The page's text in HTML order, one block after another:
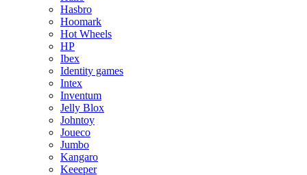
Hasbro
Hoomark
Hot Wheels
HP
Ibex
Identity games
Intex
Inventum
Jelly Blox
Johntoy
Joueco
Jumbo
Kangaro
Keeeper